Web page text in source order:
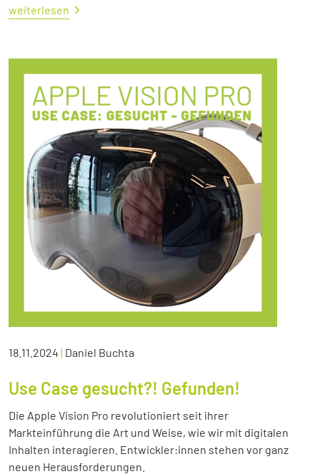
weiterlesen
18.11.2024 | Daniel Buchta
Use Case gesucht?! Gefunden!
Die Apple Vision Pro revolutioniert seit ihrer
Markteinführung die Art und Weise, wie wir mit digitalen
Inhalten interagieren. Entwickler:innen stehen vor ganz
neuen Herausforderungen.